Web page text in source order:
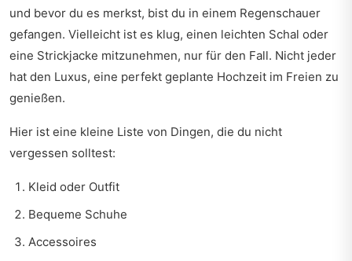
und bevor du es merkst, bist du in einem Regenschauer
gefangen. Vielleicht ist es klug, einen leichten Schal oder
eine Strickjacke mitzunehmen, nur für den Fall. Nicht jeder
hat den Luxus, eine perfekt geplante Hochzeit im Freien zu
genießen.
Hier ist eine kleine Liste von Dingen, die du nicht
vergessen solltest:
Kleid oder Outfit
Bequeme Schuhe
Accessoires